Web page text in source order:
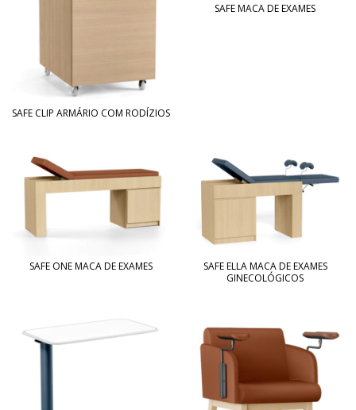
SAFE CLIP ARMÁRIO COM RODÍZIOS
SAFE MACA DE EXAMES
SAFE ONE MACA DE EXAMES
SAFE ELLA MACA DE EXAMES
GINECOLÓGICOS